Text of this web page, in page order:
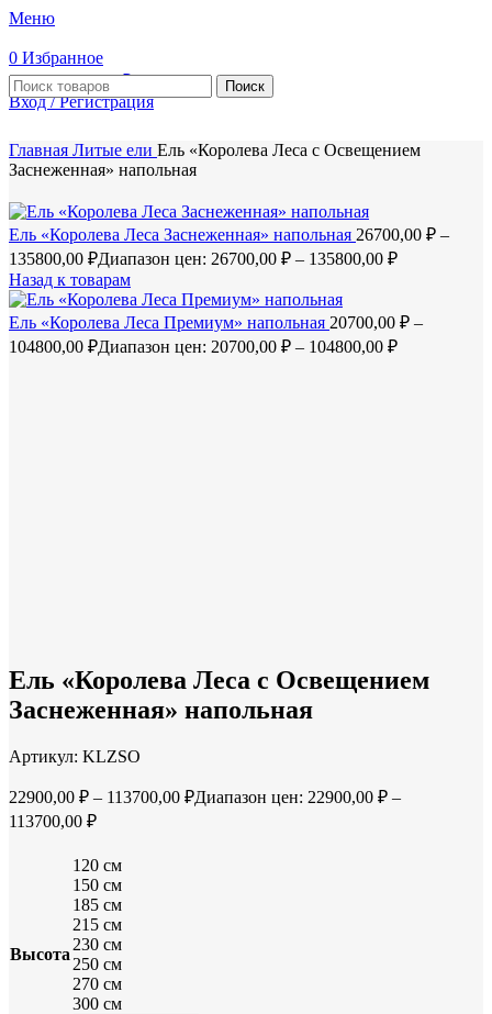
Меню
0 Избранное
0элемент 0,00₽
Вход / Регистрация
Поиск
Главная Литые ели Ель «Королева Леса с Освещением
Заснеженная» напольная
Ель «Королева Леса Заснеженная» напольная 26700,00 ₽ –
135800,00 ₽Диапазон цен: 26700,00 ₽ – 135800,00 ₽
Назад к товарам
Ель «Королева Леса Премиум» напольная 20700,00 ₽ –
104800,00 ₽Диапазон цен: 20700,00 ₽ – 104800,00 ₽
Ель «Королева Леса с Освещением
Заснеженная» напольная
Артикул: KLZSO
22900,00 ₽ – 113700,00 ₽Диапазон цен: 22900,00 ₽ –
113700,00 ₽
Высота
120 см
150 см
185 см
215 см
230 см
250 см
270 см
300 см